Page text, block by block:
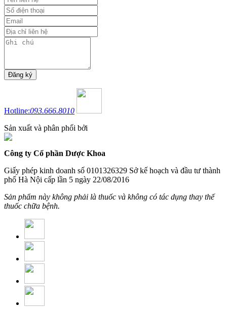
Hotline:093.666.8010
Sản xuất và phân phối bởi
Công ty Cổ phần Dược Khoa
Giấy phép kinh doanh số 0101326329 Sở kế hoạch và đầu tư thành
phố Hà Nội cấp lần 5 ngày 22/08/2016
Sản phẩm này không phải là thuốc và không có tác dụng thay thế
thuốc chữa bệnh.